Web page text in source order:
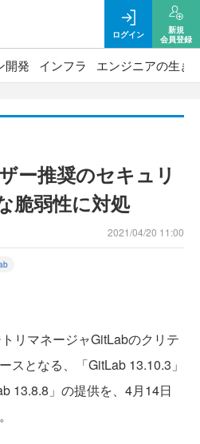
ログイン
新規
会員登録
開発 インフラ エンジニアの生き
ー推奨のセキュリ
脆弱性に対処
2021/04/20 11:00
リマネージャGitLabのクリテ
スとなる、「GitLab 13.10.3」
13.8.8」の提供を、4月14日